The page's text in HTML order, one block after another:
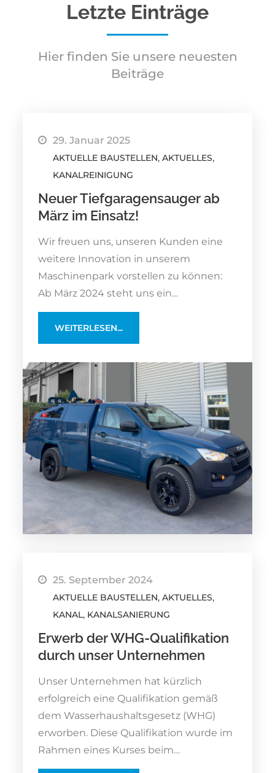
Letzte Einträge
Hier finden Sie unsere neuesten
Beiträge
29. Januar 2025
AKTUELLE BAUSTELLEN AKTUELLES
KANALREINIGUNG
Neuer Tiefgaragensauger ab
März im Einsatz!
Wir freuen uns, unseren Kunden eine
weitere Innovation in unserem
Maschinenpark vorstellen zu können:
Ab März 2024 steht uns ein…
WEITERLESEN...
25. September 2024
AKTUELLE BAUSTELLEN AKTUELLES
KANAL KANALSANIERUNG
Erwerb der WHG-Qualifikation
durch unser Unternehmen
Unser Unternehmen hat kürzlich
erfolgreich eine Qualifikation gemäß
dem Wasserhaushaltsgesetz (WHG)
erworben. Diese Qualifikation wurde im
Rahmen eines Kurses beim…